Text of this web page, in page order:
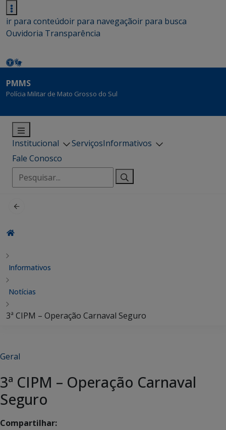
ir para conteúdoir para navegaçãoir para busca
Ouvidoria Transparência
PMMS
Polícia Militar de Mato Grosso do Sul
Institucional ServiçosInformativos
Fale Conosco
Pesquisar
por:
Informativos
Notícias
3ª CIPM – Operação Carnaval Seguro
Geral
3ª CIPM – Operação Carnaval
Seguro
Compartilhar: